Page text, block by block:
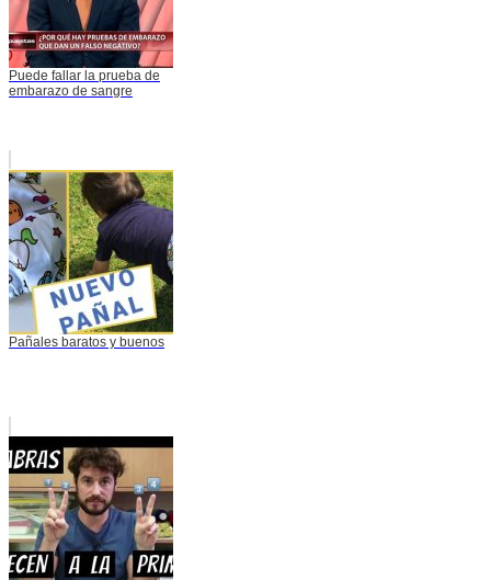
Puede fallar la prueba de
embarazo de sangre
Pañales baratos y buenos